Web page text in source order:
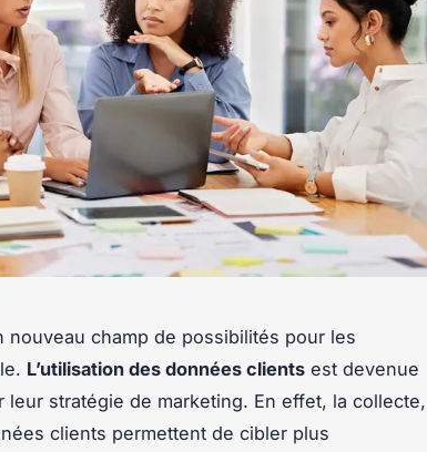
nouveau champ de possibilités pour les
L’utilisation des données clients est devenue
stratégie de marketing. En effet, la collecte,
clients permettent de cibler plus